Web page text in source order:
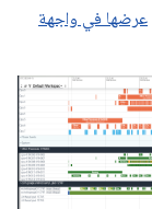
عرضها في واجهة